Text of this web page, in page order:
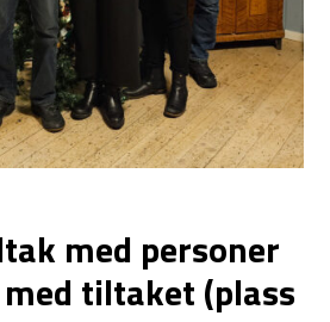
med personer
tiltaket (plass